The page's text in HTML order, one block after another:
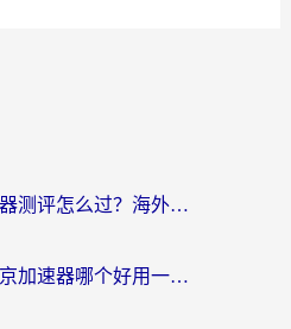
无畏契约海外加速器测评怎么过？海外玩家亲测实用指南（附小众技巧）
在国外决战！平安京加速器哪个好用一点？老玩家亲测番茄加速器全解析